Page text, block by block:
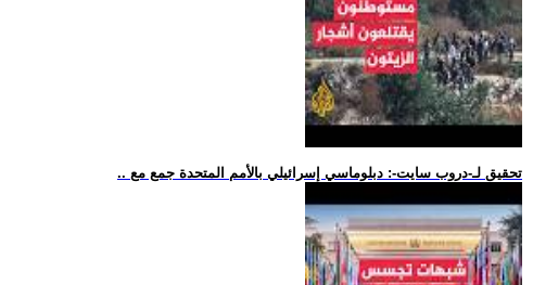
.. تحقيق لـ-دروب سايت-: دبلوماسي إسرائيلي بالأمم المتحدة جمع مع